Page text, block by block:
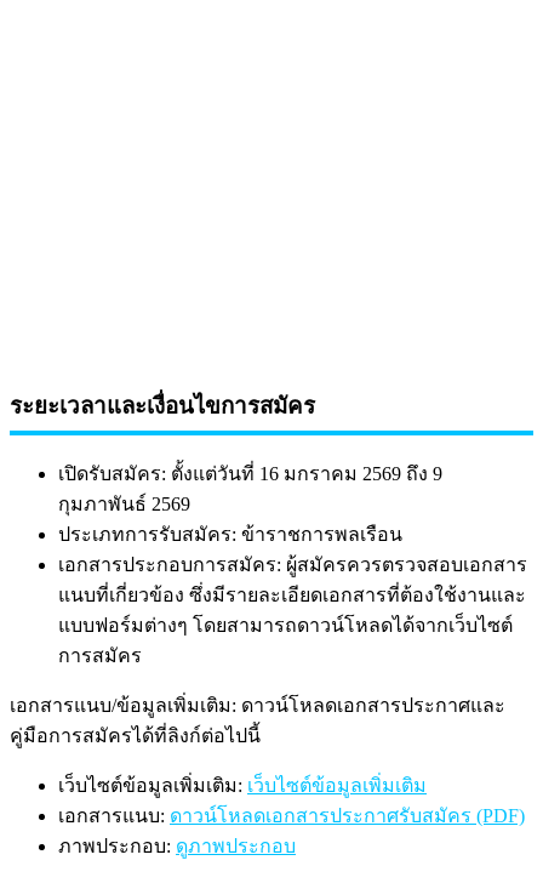
ระยะเวลาและเงื่อนไขการสมัคร
เปิดรับสมัคร: ตั้งแต่วันที่ 16 มกราคม 2569 ถึง 9
กุมภาพันธ์ 2569
ประเภทการรับสมัคร: ข้าราชการพลเรือน
เอกสารประกอบการสมัคร: ผู้สมัครควรตรวจสอบเอกสาร
แนบที่เกี่ยวข้อง ซึ่งมีรายละเอียดเอกสารที่ต้องใช้งานและ
แบบฟอร์มต่างๆ โดยสามารถดาวน์โหลดได้จากเว็บไซต์
การสมัคร
เอกสารแนบ/ข้อมูลเพิ่มเติม: ดาวน์โหลดเอกสารประกาศและ
คู่มือการสมัครได้ที่ลิงก์ต่อไปนี้
เว็บไซต์ข้อมูลเพิ่มเติม: เว็บไซต์ข้อมูลเพิ่มเติม
เอกสารแนบ: ดาวน์โหลดเอกสารประกาศรับสมัคร (PDF)
ภาพประกอบ: ดูภาพประกอบ